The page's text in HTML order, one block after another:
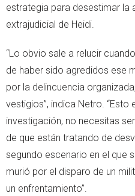
estrategia para desestimar la
extrajudicial de Heidi.
“Lo obvio sale a relucir
de haber sido agredidos ese
por la delincuencia
vestigios”, indica Netro.
investigación, no necesitas
de que están tratando de
segundo escenario en el que
murió por el disparo de un
un enfrentamiento”.